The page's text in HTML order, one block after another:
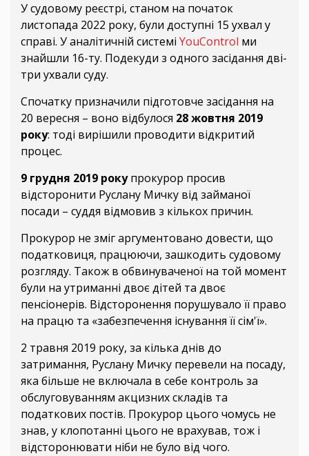
У судовому реєстрі, станом на початок
листопада 2022 року, були доступні 15 ухвал у
справі. У аналітичній системі YouControl ми
знайшли 16-ту. Подекуди з одного засідання дві-
три ухвали суду.
Спочатку призначили підготовче засідання на
20 вересня – воно відбулося 28 жовтня 2019
року: тоді вирішили проводити відкритий
процес.
9 грудня 2019 рокупрокурор просив
відсторонити Руслану Мичку від займаної
посади – суддя відмовив з кількох причин.
Прокурор не зміг аргументовано довести, що
податковиця, працюючи, зашкодить судовому
розгляду. Також в обвинуваченої на той момент
були на утриманні двоє дітей та двоє
пенсіонерів. Відсторонення порушувало її право
на працю та «забезпечення існування її сім'ї».
2 травня 2019 року, за кілька днів до
затримання, Руслану Мичку перевели на посаду,
яка більше не включала в себе контроль за
обслуговуванням акцизних складів та
податкових постів. Прокурор цього чомусь не
знав, у клопотанні цього не врахував, тож і
відсторонювати ніби не було від чого.